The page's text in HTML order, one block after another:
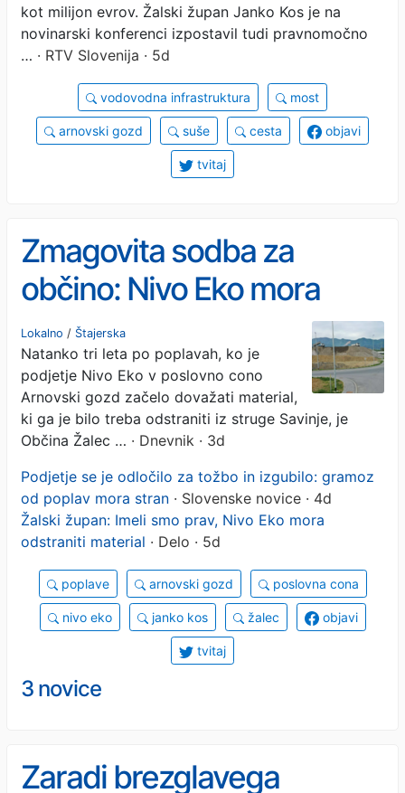
kot milijon evrov. Žalski župan Janko Kos je na
novinarski konferenci izpostavil tudi pravnomočno
… · RTV Slovenija · 5d
vodovodna infrastruktura most
arnovski gozd suše cesta objavi
tvitaj
Zmagovita sodba za
občino: Nivo Eko mora
takoj počistiti ogromen
kup naplavin v Arnovskem
gozdu
Lokalno / Štajerska
Natanko tri leta po poplavah, ko je
podjetje Nivo Eko v poslovno cono
Arnovski gozd začelo dovažati material,
ki ga je bilo treba odstraniti iz struge Savinje, je
Občina Žalec … · Dnevnik · 3d
Podjetje se je odločilo za tožbo in izgubilo: gramoz
od poplav mora stran · Slovenske novice · 4d
Žalski župan: Imeli smo prav, Nivo Eko mora
odstraniti material · Delo · 5d
poplave arnovski gozd poslovna cona
nivo eko janko kos žalec objavi
tvitaj
3 novice
Zaradi brezglavega